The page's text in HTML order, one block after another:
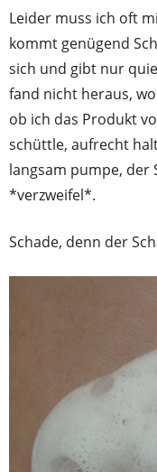
Leider muss ich oft
kommt genügend
sich und gibt nur
fand nicht heraus,
ob ich das Produkt
schüttle, aufrecht
langsam pumpe, der
*verzweifel*.
Schade, denn der